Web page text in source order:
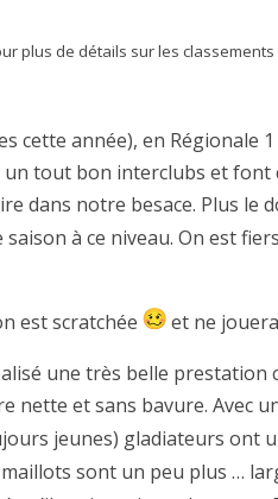
plus de détails sur les
cette année), en Régionale
tout bon interclubs et
dans notre besace. Plus le
à ce niveau. On est
est scratchée
et ne
une très belle prestation
nette et sans bavure.
jeunes) gladiateurs ont
sont un peu plus …